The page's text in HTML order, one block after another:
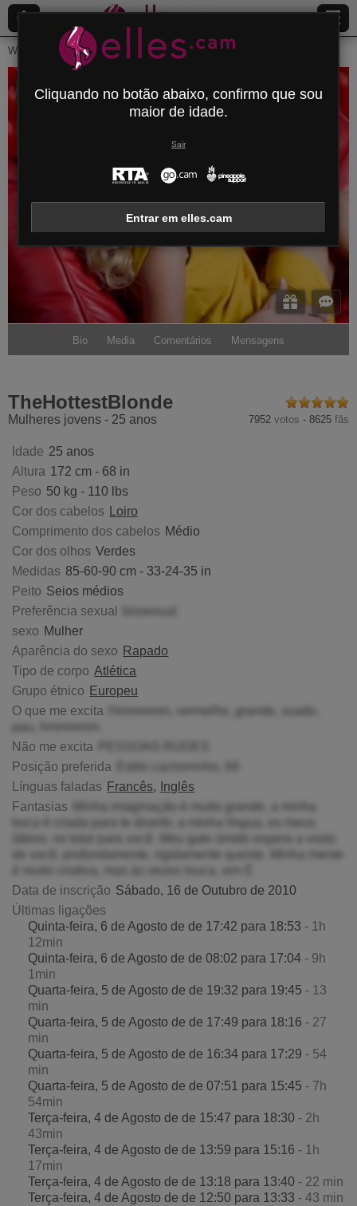
Webcams ao Vivo Mulheres jovens Thehottestblonde
TheHottestBlonde
Desconectado
Bio Media Comentários Mensagens
7952 votos - 8625 fãs
TheHottestBlonde
Mulheres jovens - 25 anos
Idade 25 anos
Altura 172 cm - 68 in
Peso 50 kg - 110 lbs
Cor dos cabelos
Loiro
Comprimento dos cabelos Médio
Cor dos olhos Verdes
Medidas 85-60-90 cm - 33-24-35 in
Peito Seios médios
Preferência sexual
sexo Mulher
Aparência do sexo Rapado
Tipo de corpo Atlética
Grupo étnico Europeu
O que me excita
Não me excita
Posição preferida
Línguas faladas Francês
Inglês
Fantasias
Data de inscrição Sábado, 16 de Outubro de 2010
Últimas ligações
Quinta-feira, 6 de Agosto de de 17:42 para 18:53 - 1h
12min
Quinta-feira, 6 de Agosto de de 08:02 para 17:04 - 9h
1min
Quarta-feira, 5 de Agosto de de 19:32 para 19:45 - 13
min
Quarta-feira, 5 de Agosto de de 17:49 para 18:16 - 27
min
Quarta-feira, 5 de Agosto de de 16:34 para 17:29 - 54
min
Quarta-feira, 5 de Agosto de de 07:51 para 15:45 - 7h
54min
Terça-feira, 4 de Agosto de de 15:47 para 18:30 - 2h
43min
Terça-feira, 4 de Agosto de de 13:59 para 15:16 - 1h
17min
Terça-feira, 4 de Agosto de de 13:18 para 13:40 - 22 min
Terça-feira, 4 de Agosto de de 12:50 para 13:33 - 43 min
Cliquando no botão abaixo, confirmo que sou
maior de idade.
Sair
Entrar em elles.cam